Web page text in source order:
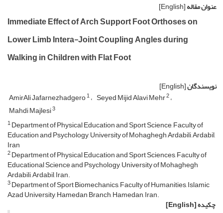
عنوان مقاله[English]
Immediate Effect of Arch Support Foot Orthoses on
Lower Limb Intera-Joint Coupling Angles during
Walking in Children with Flat Foot
نویسندگان[English]
AmirAli Jafarnezhadgero1 Seyed Mijid Alavi Mehr2
Mahdi Majlesi3
1Department of Physical Education and Sport Science, Faculty of
Education and Psychology, University of Mohaghegh Ardabili, Ardabil,
Iran
2Department of Physical Education and Sport Sciences, Faculty of
Educational Science and Psychology, University of Mohaghegh
Ardabili, Ardabil, Iran.
3Department of Sport Biomechanics, Faculty of Humanities, Islamic
Azad University, Hamedan Branch, Hamedan, Iran.
چکیده[English]